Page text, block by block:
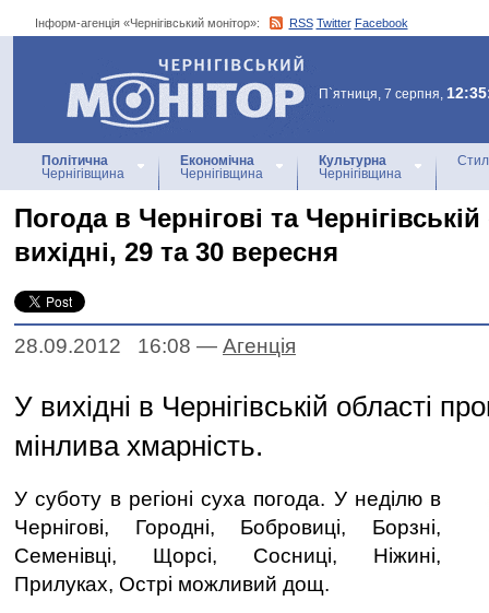
Інформ-агенція «Чернігівський монітор»: RSS Twitter Facebook
Інформ-агенція
«Чернігівський монітор»
П`ятниця, 7 серпня,
Політична
Чернігівщина
Економічна
Чернігівщина
Культурна
Чернігівщина
Погода в Чернігові та
вихідні, 29 та 30 вересня
28.09.2012 16:08 — Агенцiя
У вихідні в Чернігівській області
мінлива хмарність.
У суботу в регіоні суха погода. У неділю в
Чернігові, Городні, Бобровиці, Борзні,
Семенівці, Щорсі, Сосниці, Ніжині,
Прилуках, Острі можливий дощ.